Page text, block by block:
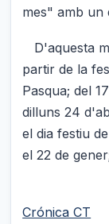
mes" amb un
D'aquesta
partir de la
Pasqua; del
dilluns 24
el dia festiu
el 22 de
Crónica CT